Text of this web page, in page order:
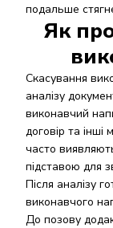
подальше
Як
Скасування
аналізу
виконавчий
договір та
часто
підставою для
Після аналізу
виконавчого
До позову